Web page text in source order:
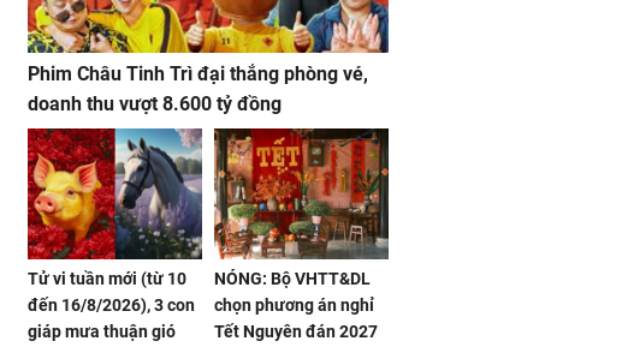
Phim Châu Tinh Trì đại thắng phòng vé,
doanh thu vượt 8.600 tỷ đồng
Tử vi tuần mới (từ 10
đến 16/8/2026), 3 con
giáp mưa thuận gió
NÓNG: Bộ VHTT&DL
chọn phương án nghỉ
Tết Nguyên đán 2027